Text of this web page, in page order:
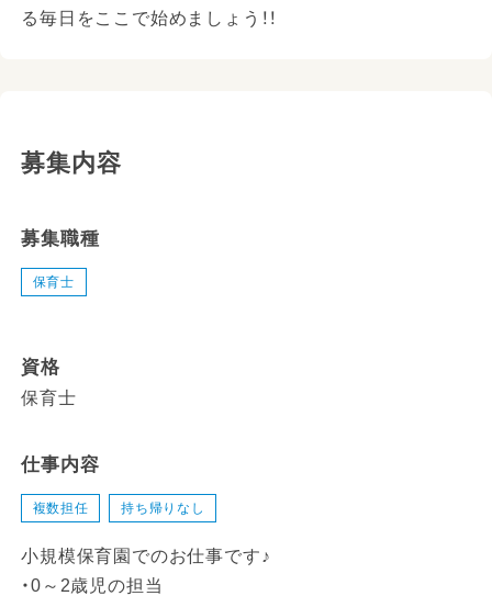
る毎日をここで始めましょう！！
募集内容
募集職種
保育士
資格
保育士
仕事内容
複数担任 持ち帰りなし
小規模保育園でのお仕事です♪
・0～2歳児の担当